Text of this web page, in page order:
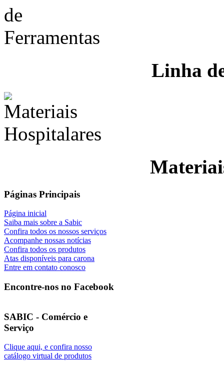
Linha
Páginas Principais
Página inicial
Saiba mais sobre a Sabic
Confira todos os nossos serviços
Acompanhe nossas notícias
Confira todos os produtos
Atas disponíveis para carona
Entre em contato conosco
Encontre-nos no Facebook
SABIC - Comércio e
Serviço
Clique aqui, e confira nosso
catálogo virtual de produtos